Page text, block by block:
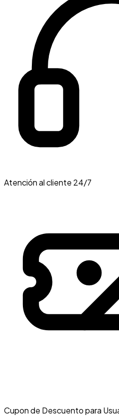
Atención al cliente 24/7
Cupon de Descuento para